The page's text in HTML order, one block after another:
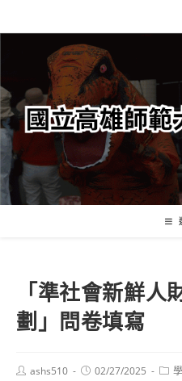
轉
要
內
容
「準社會新鮮
劃」問卷填寫
Postashs510
Post02/27/2025
Post